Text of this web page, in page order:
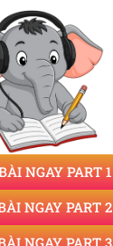
NGAY PART 1
NGAY PART 2